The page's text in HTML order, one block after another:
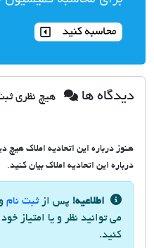
دیدگاه ها هیچ نظری
هنوز درباره این اتحادیه املاک هیچ
درباره این اتحادیه املاک بیان کنید.
اطلاعیه! پس ازثبت نام
می توانید نظر و یا امتیاز
کنید.